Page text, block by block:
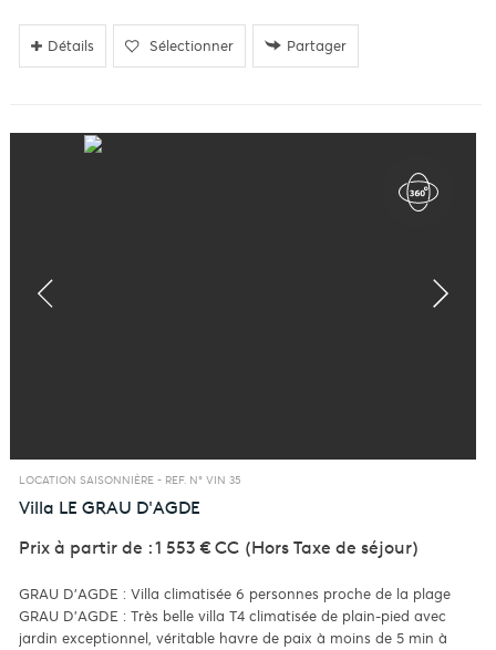
Détails Sélectionner Partager
LOCATION SAISONNIÈRE - REF. N° VIN 35
Villa LE GRAU D'AGDE
Prix à partir de : 1 553 €CC (Hors Taxe de séjour)
GRAU D'AGDE : Villa climatisée 6 personnes proche de la plage
GRAU D’AGDE : Très belle villa T4 climatisée de plain-pied avec
jardin exceptionnel, véritable havre de paix à moins de 5 min à